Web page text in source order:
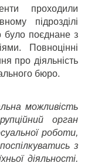
проходили
підрозділі
було поєднане з
Повноцінні
про діяльність
бюро.
можливість
орган
роботи,
з
діяльності.